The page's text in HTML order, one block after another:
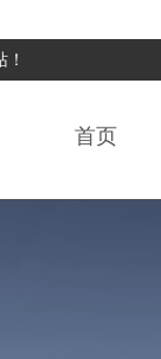
首页